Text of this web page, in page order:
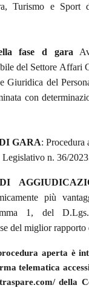
Turismo e Sport
fase d gara
del Settore Affari
Giuridica del
con
GARA: Procedura
Legislativo n. 36/
DI
più
1, del
del miglior rapporto
aperta è
telematica
della